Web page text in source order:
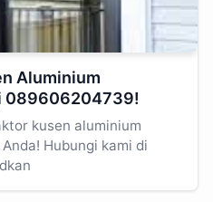
Aluminium
089606204739!
kusen aluminium
Hubungi kami di